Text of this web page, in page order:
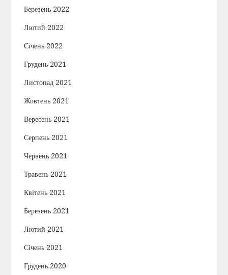
і
в
Березень 2022
Лютий 2022
Січень 2022
Грудень 2021
Листопад 2021
Жовтень 2021
Вересень 2021
Серпень 2021
Червень 2021
Травень 2021
Квітень 2021
Березень 2021
Лютий 2021
Січень 2021
Грудень 2020